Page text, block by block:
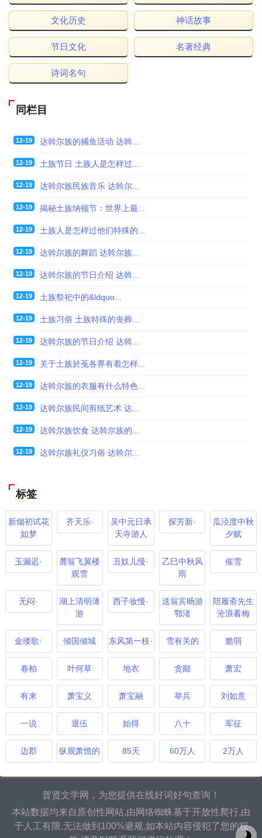
文化历史 神话故事
节日文化 名著经典
诗词名句
同栏目
12-19 达斡尔族的捕鱼活动 达斡...
12-19 土族节日 土族人是怎样过...
12-19 达斡尔族民族音乐 达斡尔...
12-19 揭秘土族纳顿节：世界上最...
12-19 土族人是怎样过他们特殊的...
12-19 达斡尔族的舞蹈 达斡尔族...
12-19 达斡尔族的节日介绍 达斡...
12-19 土族祭祀中的&ldquo...
12-19 土族习俗 土族特殊的丧葬...
12-19 达斡尔族的节日介绍 达斡...
12-19 关于土族於菟各界有着怎样...
12-19 达斡尔族的衣服有什么特色...
12-19 达斡尔族民间剪纸艺术 达...
12-19 达斡尔族饮食 达斡尔族的...
12-19 达斡尔族礼仪习俗 达斡尔...
标签
新烟初试花
如梦
齐天乐·
吴中元日承
天寺游人
探芳新·
瓜泾度中秋
夕赋
玉漏迟·
麓翁飞翼楼
观雪
丑奴儿慢·
乙巳中秋风
雨
催雪
无闷·
湖上清明薄
游
西子妆慢·
送翁宾旸游
鄂渚
陪履斋先生
沧浪看梅
金缕歌· 倾国倾城 东风第一枝· 雪有关的 脆弱
卷柏 叶何草 地衣 贪鄙 萧宏
有来 萧宝义 萧宝融 举兵 刘如意
一说 退伍 始得 八十 军征
边郡 纵观萧憺的 85天 60万人 2万人
普贤文学网，为您提供在线好词好句查询！
本站数据均来自原创性网站,由网络蜘蛛基于开放性爬行,由
于人工有限,无法做到100%避规.如本站内容侵犯了您的权